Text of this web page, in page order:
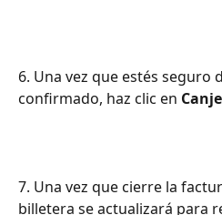
6. Una vez que estés seguro
confirmado, haz clic en
7. Una vez que cierre la
billetera se actualizará para